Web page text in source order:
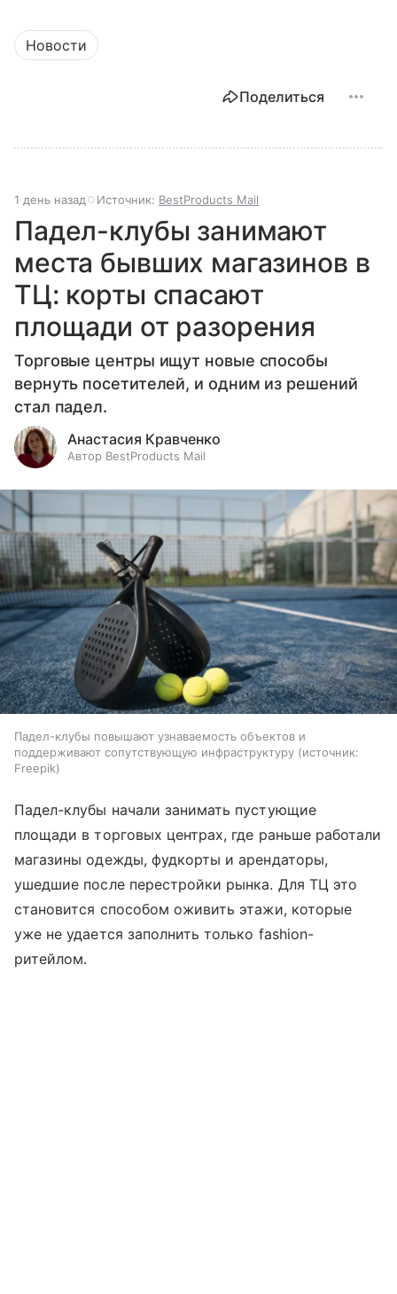
Новости
Поделиться
1 день назад Источник: BestProducts Mail
Падел-клубы занимают
места бывших магазинов в
ТЦ: корты спасают
площади от разорения
Торговые центры ищут новые способы
вернуть посетителей, и одним из решений
стал падел.
Анастасия Кравченко
Автор BestProducts Mail
Падел-клубы повышают узнаваемость объектов и
поддерживают сопутствующую инфраструктуру
источник:
Freepik
Падел-клубы начали занимать пустующие
площади в торговых центрах, где раньше работали
магазины одежды, фудкорты и арендаторы,
ушедшие после перестройки рынка. Для ТЦ это
становится способом оживить этажи, которые
уже не удается заполнить только fashion-
ритейлом.